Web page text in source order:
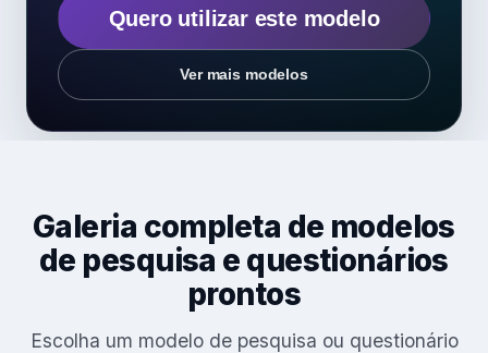
Quero utilizar este modelo
Ver mais modelos
Galeria completa de modelos
de pesquisa e questionários
prontos
Escolha um modelo de pesquisa ou questionário